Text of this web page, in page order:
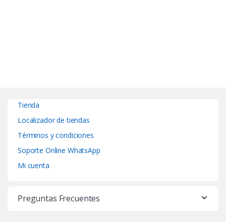
Tienda
Localizador de tiendas
Términos y condiciones
Soporte Online WhatsApp
Mi cuenta
Preguntas Frecuentes